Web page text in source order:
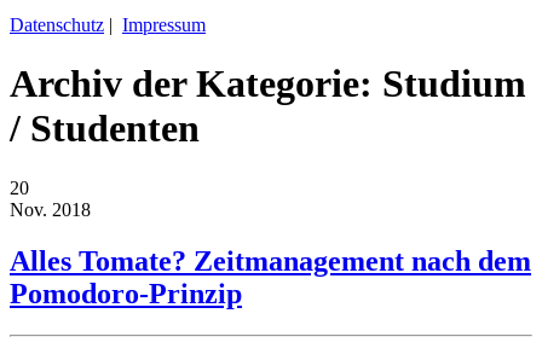
Datenschutz | Impressum
Archiv der Kategorie: Studium
/ Studenten
20
Nov. 2018
Alles Tomate? Zeitmanagement nach dem
Pomodoro-Prinzip